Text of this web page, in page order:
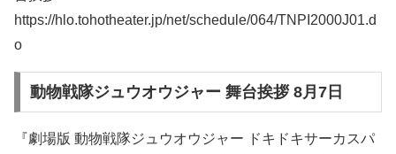
https://hlo.tohotheater.jp/net/schedule/064/TNPI2000J01.d
o
動物戦隊ジュウオウジャー 舞台挨拶 8月7日
『劇場版 動物戦隊ジュウオウジャー ドキドキサーカスパ